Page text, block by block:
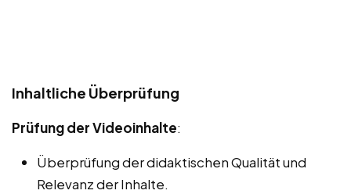
Inhaltliche Überprüfung
Prüfung der Videoinhalte:
Überprüfung der didaktischen Qualität und
Relevanz der Inhalte.